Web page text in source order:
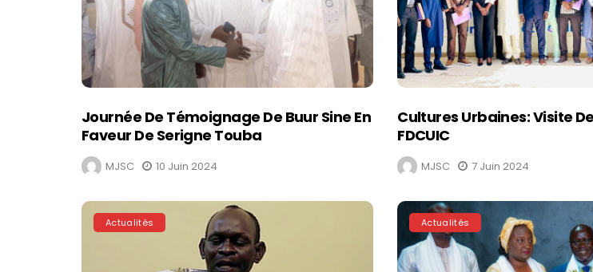
Journée De Témoignage De Buur Sine En
Faveur De Serigne Touba
MJSC 10 Juin 2024
Cultures Urbaines: Visite
FDCUIC
MJSC 7 Juin 2024
Actualités Actualités